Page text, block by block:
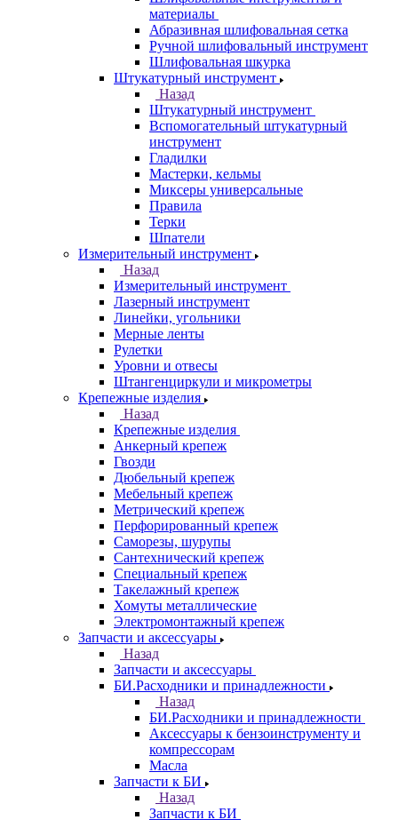
материалы
Абразивная шлифовальная сетка
Ручной шлифовальный инструмент
Шлифовальная шкурка
Штукатурный инструмент
Назад
Штукатурный инструмент
Вспомогательный штукатурный
инструмент
Гладилки
Мастерки, кельмы
Миксеры универсальные
Правила
Терки
Шпатели
Измерительный инструмент
Назад
Измерительный инструмент
Лазерный инструмент
Линейки, угольники
Мерные ленты
Рулетки
Уровни и отвесы
Штангенциркули и микрометры
Крепежные изделия
Назад
Крепежные изделия
Анкерный крепеж
Гвозди
Дюбельный крепеж
Мебельный крепеж
Метрический крепеж
Перфорированный крепеж
Саморезы, шурупы
Сантехнический крепеж
Специальный крепеж
Такелажный крепеж
Хомуты металлические
Электромонтажный крепеж
Запчасти и аксессуары
Назад
Запчасти и аксессуары
БИ.Расходники и принадлежности
Назад
БИ.Расходники и принадлежности
Аксессуары к бензоинструменту и
компрессорам
Масла
Запчасти к БИ
Назад
Запчасти к БИ